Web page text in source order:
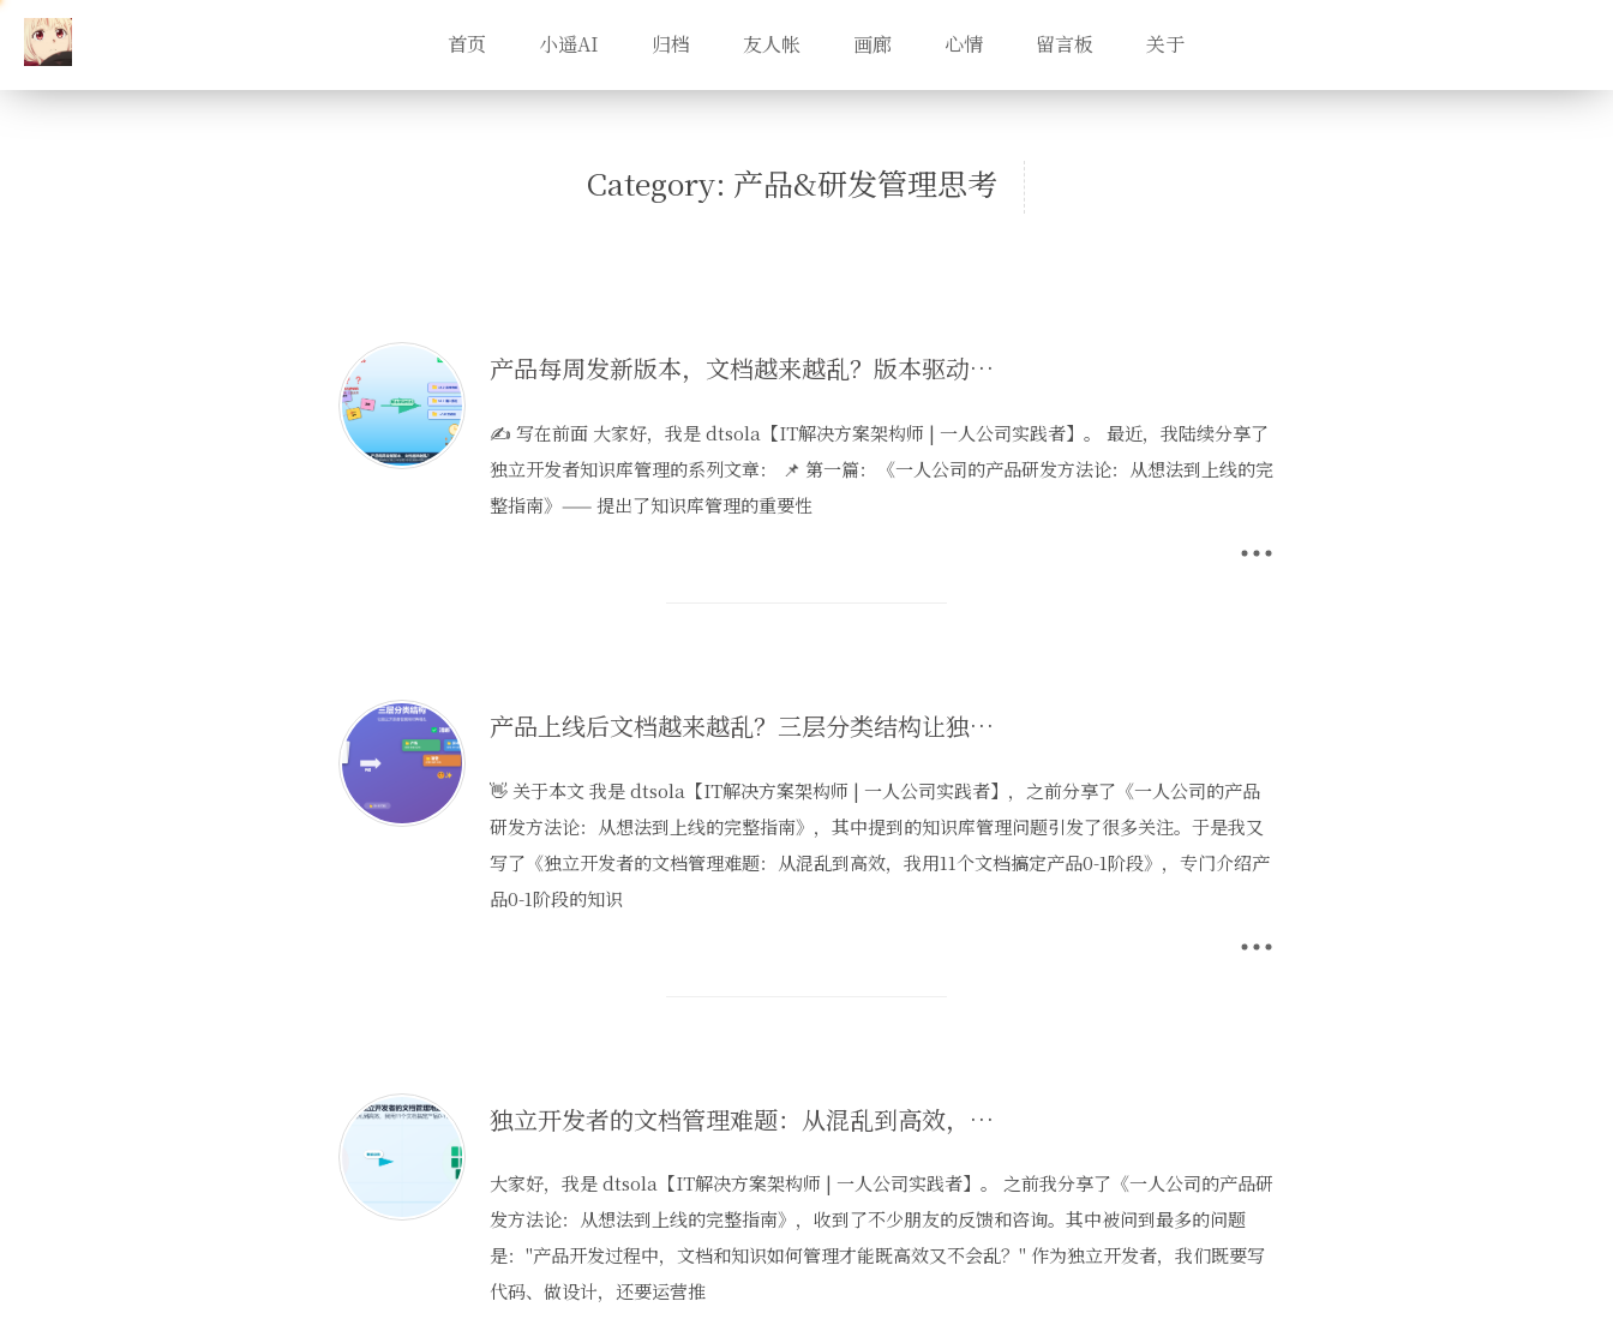
首页 小遥AI 归档 友人帐 画廊 心情 留言板 关于
Category: 产品&研发管理思考
产品每周发新版本，文档越来越乱？版本驱动结构让独立开发者3秒找到任何历史信息
✍️ 写在前面 大家好，我是 dtsola【IT解决方案架构师 | 一人公司实践者】。 最近，我陆续分享了
独立开发者知识库管理的系列文章： 📌 第一篇：《一人公司的产品研发方法论：从想法到上线的完
整指南》—— 提出了知识库管理的重要性
产品上线后文档越来越乱？三层分类结构让独立开发者告别知识库混乱
👋 关于本文 我是 dtsola【IT解决方案架构师 | 一人公司实践者】，之前分享了《一人公司的产品
研发方法论：从想法到上线的完整指南》，其中提到的知识库管理问题引发了很多关注。于是我又
写了《独立开发者的文档管理难题：从混乱到高效，我用11个文档搞定产品0-1阶段》，专门介绍产
品0-1阶段的知识
独立开发者的文档管理难题：从混乱到高效，我用11个文档搞定产品0-1阶段
大家好，我是 dtsola【IT解决方案架构师 | 一人公司实践者】。 之前我分享了《一人公司的产品研
发方法论：从想法到上线的完整指南》，收到了不少朋友的反馈和咨询。其中被问到最多的问题
是："产品开发过程中，文档和知识如何管理才能既高效又不会乱？" 作为独立开发者，我们既要写
代码、做设计，还要运营推